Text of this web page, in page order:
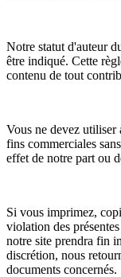
Notre statut d'auteur
être indiqué. Cette
contenu de tout
Vous ne devez utiliser
fins commerciales
effet de notre part ou
Si vous imprimez,
violation des
notre site prendra fin
discrétion, nous
documents concernés.